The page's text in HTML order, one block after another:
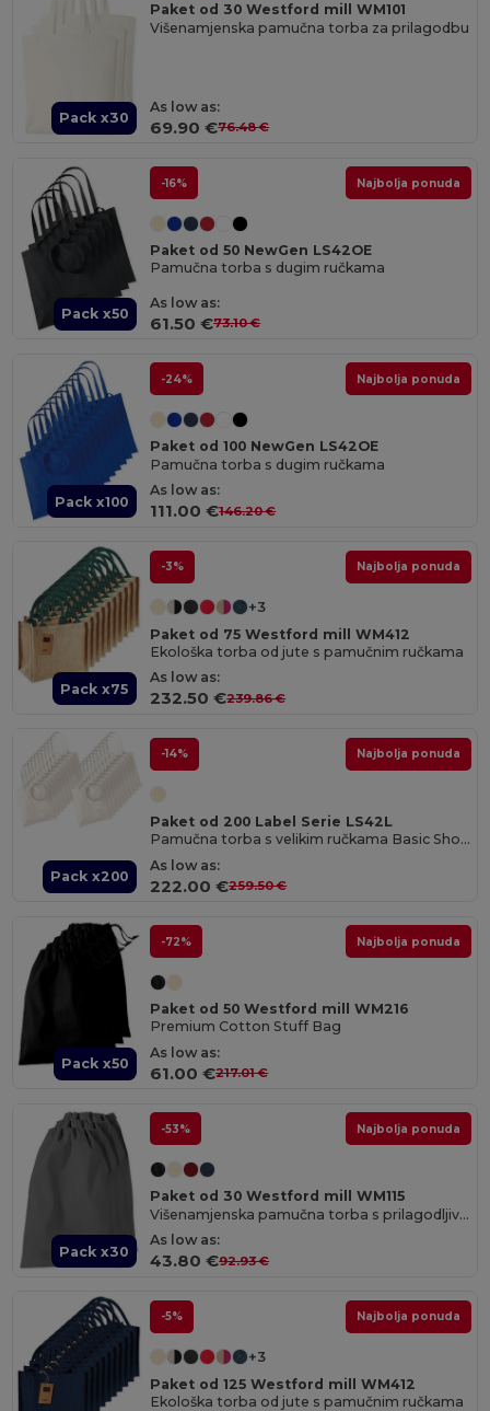
Pack x30
Paket od 30 Westford mill WM101
Višenamjenska pamučna torba za prilagodbu
As low as:
69.90 €76.48 €
Pack x50
-16% Najbolja ponuda
Paket od 50 NewGen LS42OE
Pamučna torba s dugim ručkama
As low as:
61.50 €73.10 €
Pack x100
-24% Najbolja ponuda
Paket od 100 NewGen LS42OE
Pamučna torba s dugim ručkama
As low as:
111.00 €146.20 €
Pack x75
-3% Najbolja ponuda
+3
Paket od 75 Westford mill WM412
Ekološka torba od jute s pamučnim ručkama
As low as:
232.50 €239.86 €
Pack x200
-14% Najbolja ponuda
Paket od 200 Label Serie LS42L
Pamučna torba s velikim ručkama Basic Shopper
As low as:
222.00 €259.50 €
Pack x50
-72% Najbolja ponuda
Paket od 50 Westford mill WM216
Premium Cotton Stuff Bag
As low as:
61.00 €217.01 €
Pack x30
-53% Najbolja ponuda
Paket od 30 Westford mill WM115
Višenamjenska pamučna torba s prilagodljivim veličinama
As low as:
43.80 €92.93 €
-5% Najbolja ponuda
+3
Paket od 125 Westford mill WM412
Ekološka torba od jute s pamučnim ručkama